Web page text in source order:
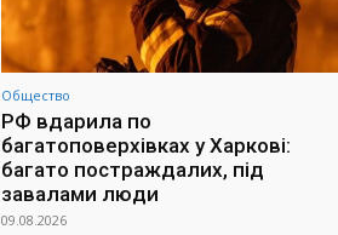
Общество
РФ вдарила по
багатоповерхівках у Харкові:
багато постраждалих, під
завалами люди
09.08.2026